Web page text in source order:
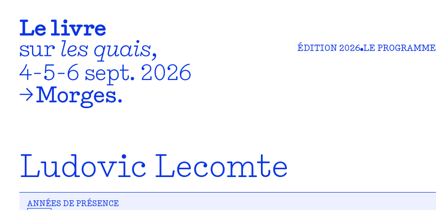
ÉDITION 2026 LE PROGRAMME
Ludovic Lecomte
ANNÉES DE PRÉSENCE